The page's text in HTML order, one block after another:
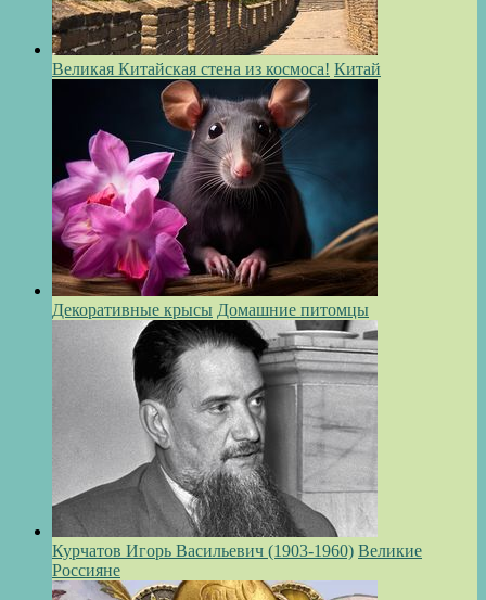
Великая Китайская стена из космоса! Китай
Декоративные крысы Домашние питомцы
Курчатов Игорь Васильевич (1903-1960) Великие
Россияне